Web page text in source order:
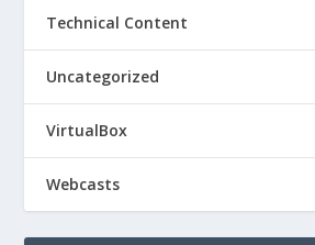
Technical Content
Uncategorized
VirtualBox
Webcasts